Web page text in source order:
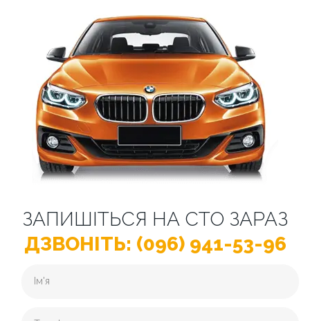
ЗАПИШІТЬСЯ НА СТО ЗАРАЗ
ДЗВОНІТЬ: (096) 941-53-96